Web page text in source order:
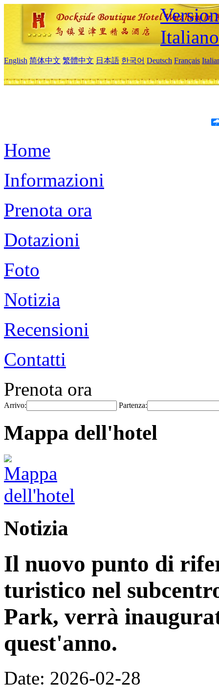
Italiano
English 简体中文 繁體中文 日本語 한국어 Deutsch Français
Home
Informazioni
Prenota ora
Dotazioni
Foto
Notizia
Recensioni
Contatti
Prenota ora
Arrivo: Partenza:
Mappa dell'hotel
Notizia
Il nuovo punto di
turistico nel
Park, verrà
quest'anno.
Date: 2026-02-28